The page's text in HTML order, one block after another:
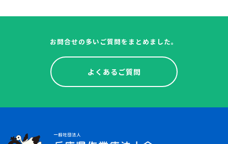
お問合せの多いご質問をまとめました。
よくあるご質問